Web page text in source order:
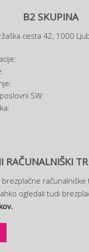
B2 SKUPINA
cesta 42, 1000
SW:
RAČUNALNIŠKI
brezplačne
ogledali tudi